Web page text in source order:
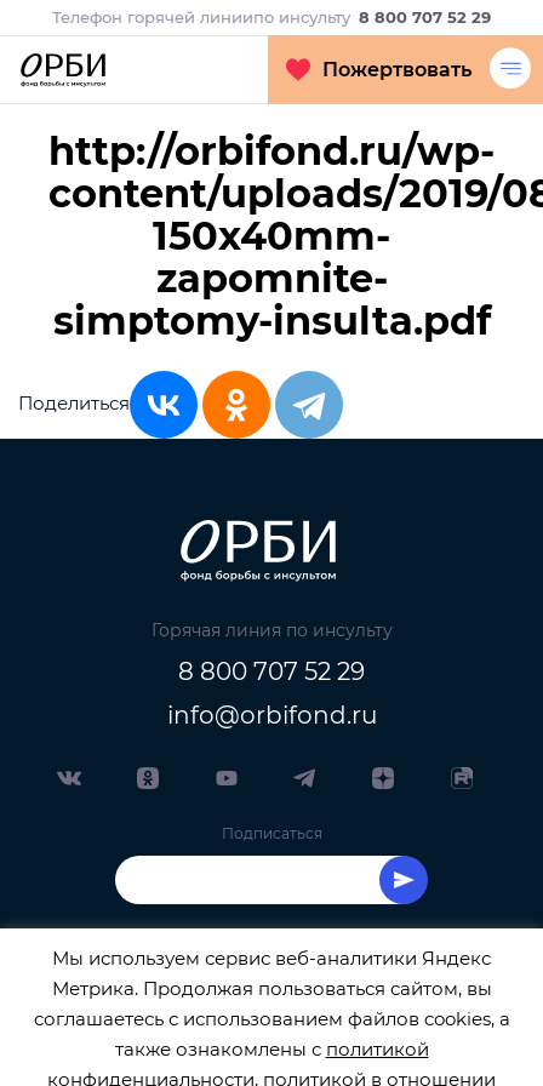
Телефон горячей линиипо инсульту 8 800 707 52 29
Пожертвовать
http://orbifond.ru/wp-
content/uploads/2019/
150x40mm-
zapomnite-
simptomy-insulta.pdf
Поделиться
Горячая линия по инсульту
8 800 707 52 29
info@orbifond.ru
Подписаться
ОФИЦИАЛЬНЫЙ ОПЕРАТОР ОБРАБОТКИ
ПЕРСОНАЛЬНЫХ ДАННЫХ РЕГИСТРАЦИОННЫЙ
Мы используем сервис веб-аналитики Яндекс
Метрика. Продолжая пользоваться сайтом, вы
соглашаетесь с использованием файлов cookies, а
также ознакомлены с политикой
конфиденциальности, политикой в отношении